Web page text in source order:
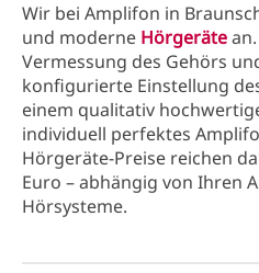
Wir bei Amplifon in
und moderne Hörgeräte
Vermessung des Gehörs
konfigurierte Einstellung
einem qualitativ
individuell perfektes
Hörgeräte-Preise reichen
Euro – abhängig von Ihren
Hörsysteme.